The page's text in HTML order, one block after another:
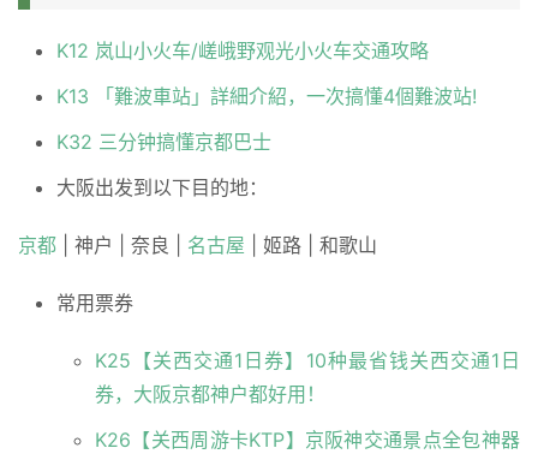
K12 岚山小火车/嵯峨野观光小火车交通攻略
K13 「難波車站」詳細介紹，一次搞懂4個難波站!
K32 三分钟搞懂京都巴士
大阪出发到以下目的地：
京都 | 神户 | 奈良 | 名古屋 | 姬路 | 和歌山
常用票券
K25【关西交通1日券】10种最省钱关西交通1日
券，大阪京都神户都好用！
K26【关西周游卡KTP】京阪神交通景点全包神器